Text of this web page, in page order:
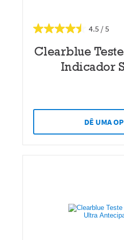
4.5
Clearblue
Indicador
DÊ UMA